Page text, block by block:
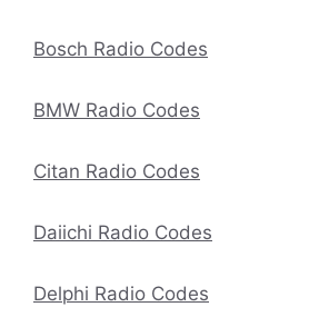
Bosch Radio Codes
BMW Radio Codes
Citan Radio Codes
Daiichi Radio Codes
Delphi Radio Codes